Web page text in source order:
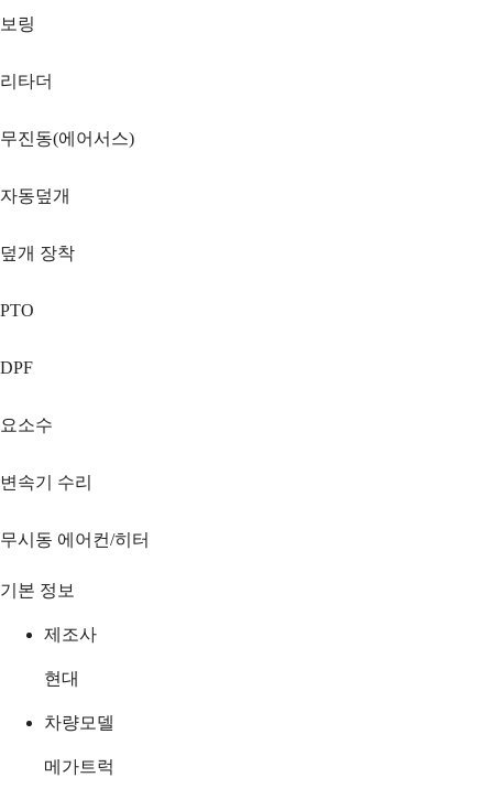
보링
리타더
무진동(에어서스)
자동덮개
덮개 장착
PTO
DPF
요소수
변속기 수리
무시동 에어컨/히터
기본 정보
제조사
현대
차량모델
메가트럭